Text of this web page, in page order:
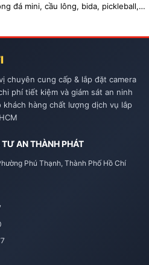
đá mini, cầu lông, bida, pickleball,
chuyên cung cấp & lắp đặt camera
phí tiết kiệm và giám sát an ninh
khách hàng chất lượng dịch vụ lắp
AN THÀNH PHÁT
Phú Thạnh, Thành Phố Hồ Chí